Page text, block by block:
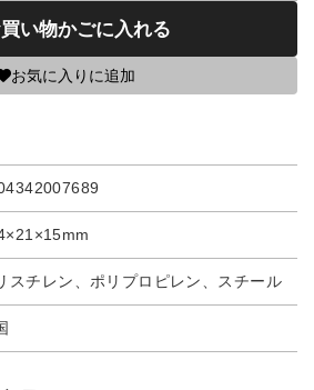
い物かごに入れる
お気に入りに追加
スチレン、ポリプロピレン、スチール